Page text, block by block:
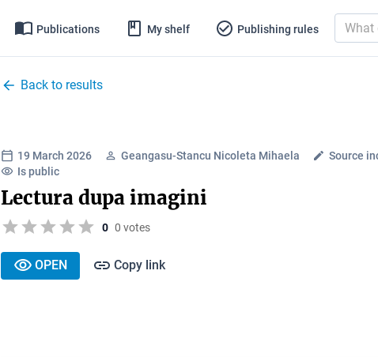
Publications My shelf Publishing rules
Back to results
19 March 2026 Geangasu-Stancu Nicoleta Mihaela
Source
Is public
Lectura dupa imagini
0 0 votes
OPEN Copy link